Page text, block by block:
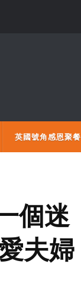
英國號角感恩聚餐
個迷
夫婦